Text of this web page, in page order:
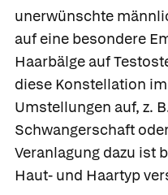
unerwünschte
auf eine besondere
Haarbälge auf
diese Konstellation
Umstellungen auf, z.
Schwangerschaft
Veranlagung dazu ist
Haut- und Haartyp